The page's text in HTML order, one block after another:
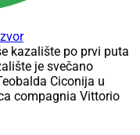
kazalište po prvi puta
je svečano
Ciconija u
compagnia Vittorio